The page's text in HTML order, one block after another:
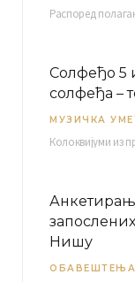
Солфеђо 5
солфеђа –
МУЗИЧКА
Нишу
ОБАВЕШТЕЊА